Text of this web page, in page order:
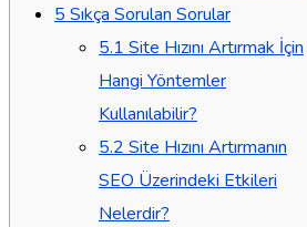
5 Sıkça Sorulan Sorular
5.1 Site Hızını Artırmak İçin
Hangi Yöntemler
Kullanılabilir?
5.2 Site Hızını Artırmanın
SEO Üzerindeki Etkileri
Nelerdir?